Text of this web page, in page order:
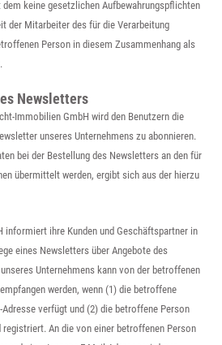
keine gesetzlichen Aufbewahrungspflichten
der Mitarbeiter des für die Verarbeitung
Person in diesem Zusammenhang als
Newsletters
Immobilien GmbH wird den Benutzern die
unseres Unternehmens zu abonnieren.
bei der Bestellung des Newsletters an den für
übermittelt werden, ergibt sich aus der hierzu
informiert ihre Kunden und Geschäftspartner in
eines Newsletters über Angebote des
Unternehmens kann von der betroffenen
werden, wenn (1) die betroffene
verfügt und (2) die betroffene Person
An die von einer betroffenen Person